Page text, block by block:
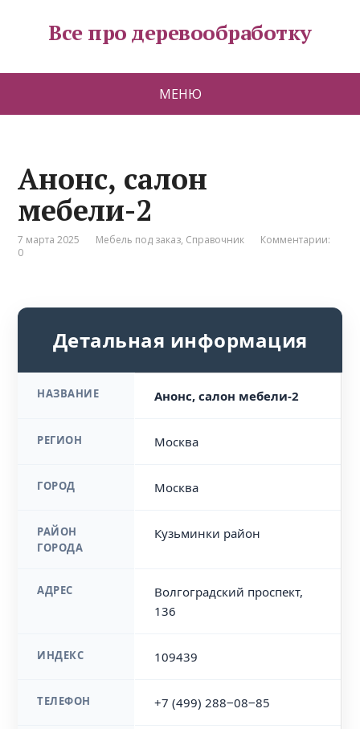
Все про деревообработку
МЕНЮ
Анонс, салон
мебели-2
7 марта 2025 Мебель под заказ, Справочник
Комментарии:
0
Детальная информация
НАЗВАНИЕ Анонс, салон мебели-2
РЕГИОН Москва
ГОРОД Москва
РАЙОН
ГОРОДА
Кузьминки район
АДРЕС
Волгоградский проспект,
136
ИНДЕКС 109439
ТЕЛЕФОН +7 (499) 288‒08‒85